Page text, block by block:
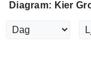
Diagram: Kier